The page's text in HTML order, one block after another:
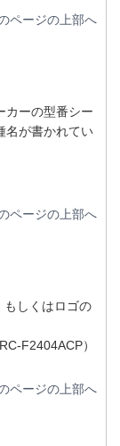
ページの上部へ
カーの型番シー
名が書かれてい
ページの上部へ
もしくはロゴの
F2404ACP）
ページの上部へ